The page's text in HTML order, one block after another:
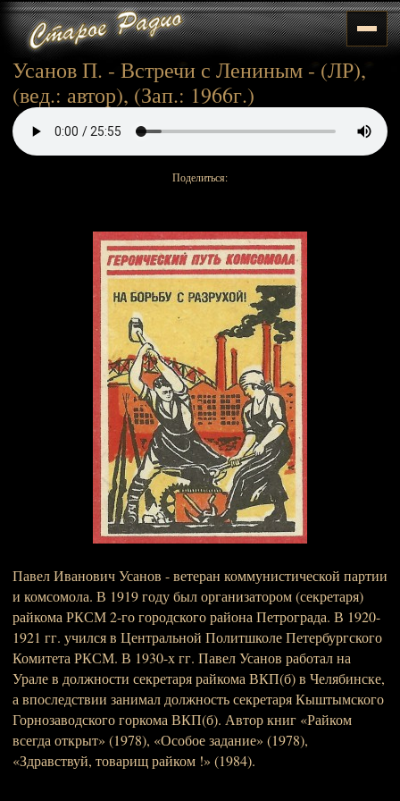
Усанов П. - Встречи с Лениным - (ЛР),
(вед.: автор), (Зап.: 1966г.)
Поделиться:
Павел Иванович Усанов - ветеран коммунистической партии
и комсомола. В 1919 году был организатором (секретаря)
райкома РКСМ 2-го городского района Петрограда. В 1920-
1921 гг. учился в Центральной Политшколе Петербургского
Комитета РКСМ. В 1930-х гг. Павел Усанов работал на
Урале в должности секретаря райкома ВКП(б) в Челябинске,
а впоследствии занимал должность секретаря Кыштымского
Горнозаводского горкома ВКП(б). Автор книг «Райком
всегда открыт» (1978), «Особое задание» (1978),
«Здравствуй, товарищ райком !» (1984).